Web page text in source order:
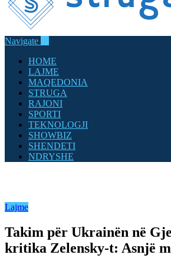
Navigate
HOME
LAJME
MAQEDONIA
STRUGA
RAJONI
SPORTI
TEKNOLOGJI
SHOWBIZ
SHENDETI
NDRYSHE
Lajme
Takim për Ukrainën në
kritika Zelensky-t: Asnjë